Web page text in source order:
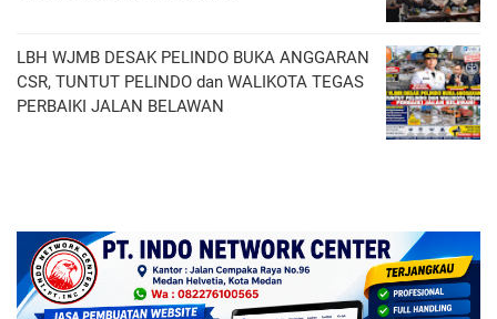
LBH WJMB DESAK PELINDO BUKA ANGGARAN
CSR, TUNTUT PELINDO dan WALIKOTA TEGAS
PERBAIKI JALAN BELAWAN